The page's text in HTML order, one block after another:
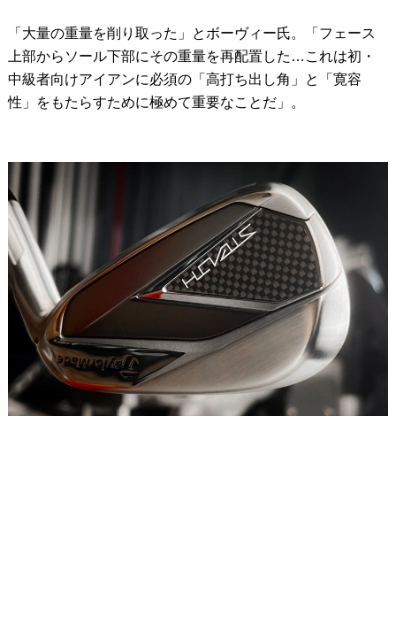
「大量の重量を削り取った」とボーヴィー氏。「フェース
上部からソール下部にその重量を再配置した…これは初・
中級者向けアイアンに必須の「高打ち出し角」と「寛容
性」をもたらすために極めて重要なことだ」。